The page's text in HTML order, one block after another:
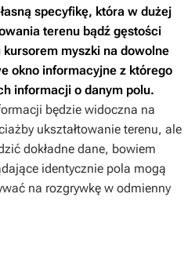
specyfikę, która w dużej
terenu bądź gęstości
myszki na dowolne
okno informacyjne z którego
informacji o danym polu.
będzie widoczna na
ukształtowanie terenu, ale
dokładne dane, bowiem
identycznie pola mogą
na rozgrywkę w odmienny